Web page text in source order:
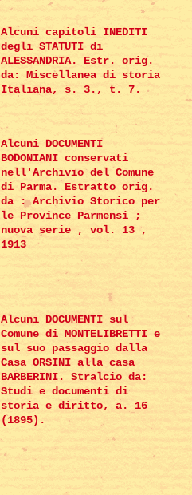
Alcuni capitoli INEDITI
degli STATUTI di
ALESSANDRIA. Estr. orig.
da: Miscellanea di storia
Italiana, s. 3., t. 7.
Alcuni DOCUMENTI
BODONIANI conservati
nell'Archivio del Comune
di Parma. Estratto orig.
da : Archivio Storico per
le Province Parmensi ;
nuova serie , vol. 13 ,
1913
Alcuni DOCUMENTI sul
Comune di MONTELIBRETTI e
sul suo passaggio dalla
Casa ORSINI alla casa
BARBERINI. Stralcio da:
Studi e documenti di
storia e diritto, a. 16
(1895).